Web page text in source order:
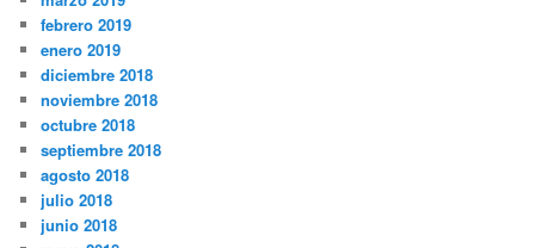
febrero 2019
enero 2019
diciembre 2018
noviembre 2018
octubre 2018
septiembre 2018
agosto 2018
julio 2018
junio 2018